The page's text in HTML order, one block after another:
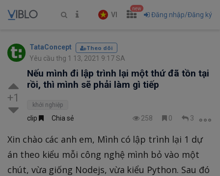
VI
new
Đăng nhập/Đăng ký
TataConcept Theo dõi
Yêu cầu thg 1 13, 2021 9:17 SA
+1
Nếu mình đi lập trình lại một thứ đã tồn tại
rồi, thì mình sẽ phải làm gì tiếp
khởi nghiệp
clip Chia sẻ 258 0 3
Xin chào các anh em, Mình có lập trình lại 1 dự
án theo kiểu mỗi công nghệ mình bỏ vào một
chút, vừa giống Nodejs, vừa kiểu Python. Sau đó